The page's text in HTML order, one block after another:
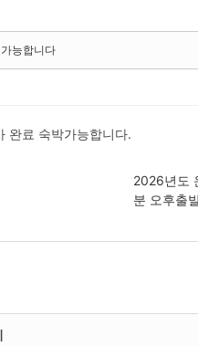
능합니다
완료 숙박가능합니다.
2026년도
분 오후출